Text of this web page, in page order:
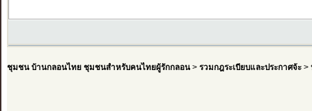
ชุมชน บ้านกลอนไทย ชุมชนสำหรับคนไทยผู้รักกลอน> รวมกฎระเบียบและประกาศจ้ะ>